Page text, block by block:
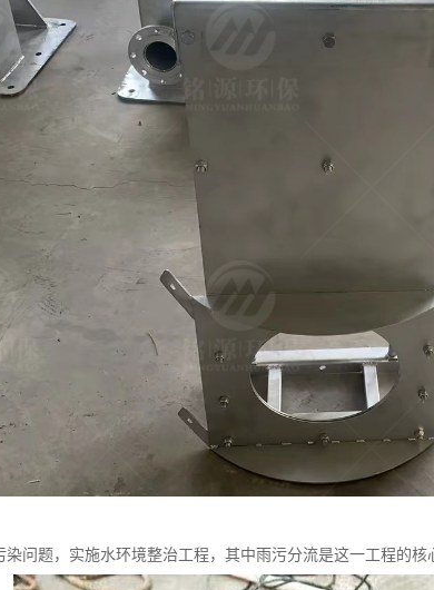
染问题，实施水环境整治工程，其中雨污分流是这一工程的核